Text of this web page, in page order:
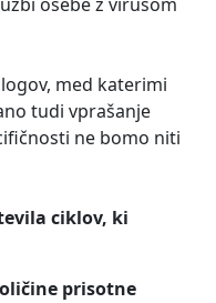
med katerimi
tudi vprašanje
ne bomo niti
ciklov, ki
prisotne